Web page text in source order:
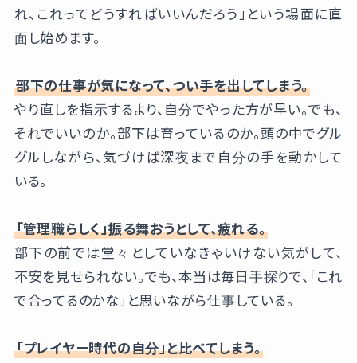
れ、これってどうすればいいんだろう」という場面に直
面し始めます。
部下の仕事が気になって、つい手を出してしまう。
やり直しを指示するより、自分でやった方が早い。でも、
それでいいのか。部下は育っているのか。頭の中でグル
グルしながら、気づけば深夜まで自分の手を動かして
いる。
「管理職らしく」振る舞おうとして、疲れる。
部下の前では堂々としていなきゃいけない気がして、
不安を見せられない。でも、本当は毎日手探りで、「これ
で合ってるのかな」と思いながら仕事している。
「プレイヤー時代の自分」と比べてしまう。